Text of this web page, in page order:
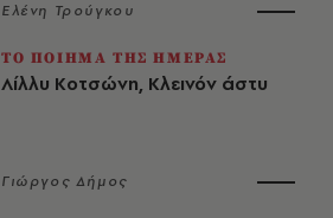
Ελένη Τρούγκου
ΤΟ ΠΟΙΗΜΑ ΤΗΣ ΗΜΕΡΑΣ
Λίλλυ Κοτσώνη, Κλεινόν άστυ
Γιώργος Δήμος